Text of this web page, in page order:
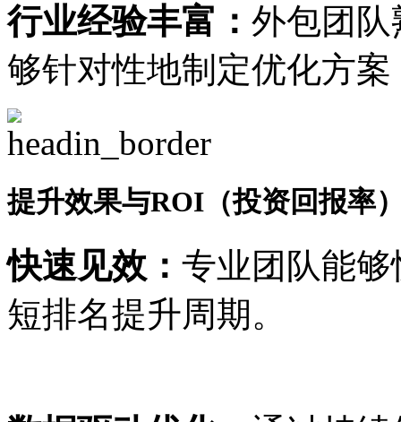
行业经验丰富： 外包团队
够针对性地制定优化方
提升效果与ROI（投资回报率
快速见效： 专业团队能
短排名提升周期。